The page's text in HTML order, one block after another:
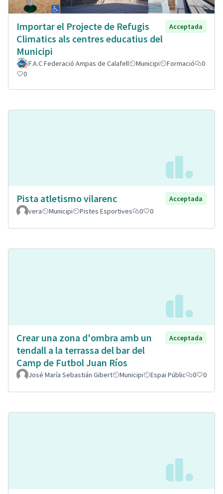
Importar el Projecte de Refugis
Climatics als centres educatius del
Municipi
Acceptada
F.A.C Federació Ampas de Calafell Municipi Formació
0
0
Pista atletismo vilarenc
Acceptada
vera
Municipi Pistes Esportives 0 0
Crear una zona d'ombra amb un
tendall a la terrassa del bar del
Camp de Futbol Juan Ríos
Acceptada
José María Sebastián Gibert Municipi Espai Públic 0 0